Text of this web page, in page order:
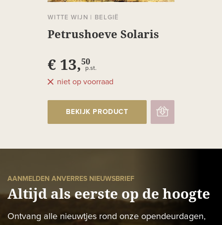
WITTE WIJN | BELGIË
Petrushoeve Solaris
€ 13,50
p.st.
niet op voorraad
BEKIJK PRODUCT
AANMELDEN ANVERRES NIEUWSBRIEF
Altijd als eerste op de hoogte
Ontvang alle nieuwtjes rond onze opendeurdagen,